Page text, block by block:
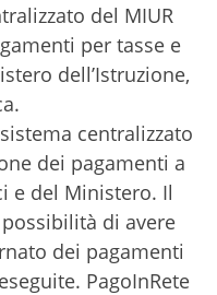
del MIUR
per tasse e
dell’Istruzione,
centralizzato
dei pagamenti a
e del Ministero. Il
di avere
dei pagamenti
PagoInRete